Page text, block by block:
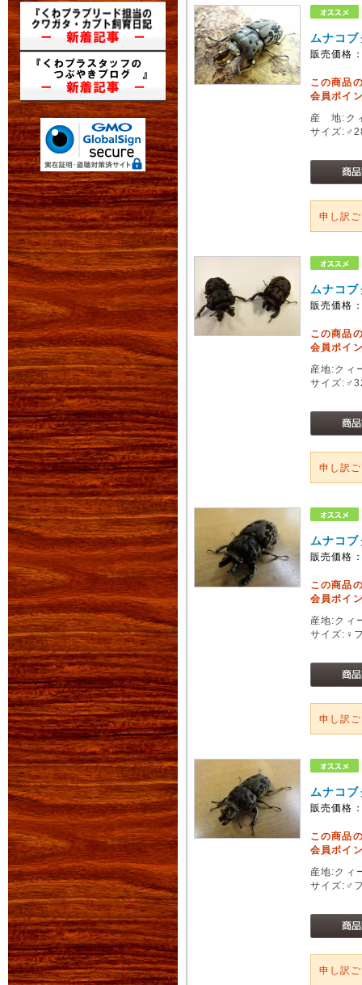
ムナコ
販売価格
この商品
会員ポイ
産 地:ク
サイズ
申し訳
ムナコ
販売価格
この商品
会員ポイ
産地:クィ
サイズ
申し訳
ムナコ
販売価格
この商品
会員ポイ
産地:クィ
サイズ:♀
申し訳
ムナコ
販売価格
この商品
会員ポイ
産地:クィ
サイズ:♂
申し訳